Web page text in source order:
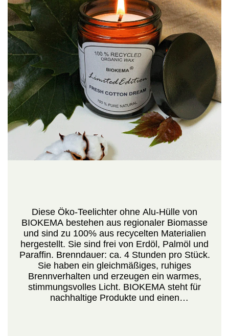
Diese Öko-Teelichter ohne Alu-Hülle von
BIOKEMA bestehen aus regionaler Biomasse
und sind zu 100% aus recycelten Materialien
hergestellt. Sie sind frei von Erdöl, Palmöl und
Paraffin. Brenndauer: ca. 4 Stunden pro Stück.
Sie haben ein gleichmäßiges, ruhiges
Brennverhalten und erzeugen ein warmes,
stimmungsvolles Licht. BIOKEMA steht für
nachhaltige Produkte und einen